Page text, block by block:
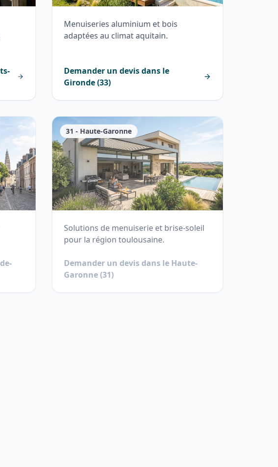
Menuiseries aluminium et bois
adaptées au climat aquitain.
Demander un devis dans le
Gironde(33)
31 - Haute-Garonne
Solutions de menuiserie et brise-soleil
pour la région toulousaine.
Demander un devis dans le Haute-
Garonne(31)